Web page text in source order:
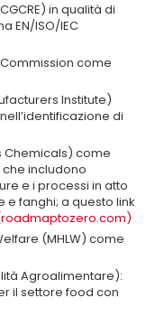
in qualità di
EN/ISO/IEC
Commission come
Institute)
di
Chemicals) come
includono
e i processi in atto
fanghi; a questo link
(MHLW) come
Agroalimentare):
il settore food con